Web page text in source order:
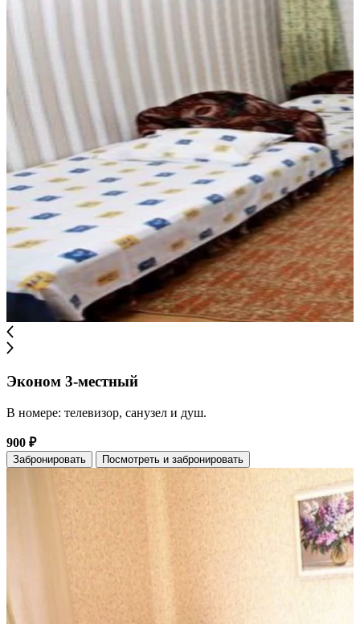
Эконом 3-местный
В номере: телевизор, санузел и душ.
900 ₽
Забронировать Посмотреть и забронировать